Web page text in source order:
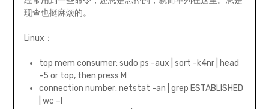
现查也挺麻烦的。
Linux：
top mem consumer: sudo ps -aux | sort -k4nr | head
-5 or top, then press M
connection number: netstat -an | grep ESTABLISHED
| wc –l